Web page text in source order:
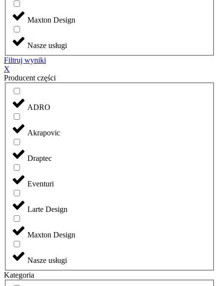
Maxton Design
Nasze usługi
Filtruj wyniki
X
Producent części
ADRO
Akrapovic
Draptec
Eventuri
Larte Design
Maxton Design
Nasze usługi
Kategoria